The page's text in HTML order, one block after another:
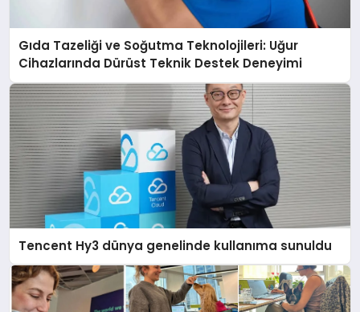
Gıda Tazeliği ve Soğutma Teknolojileri: Uğur
Cihazlarında Dürüst Teknik Destek Deneyimi
Tencent Hy3 dünya genelinde kullanıma sunuldu